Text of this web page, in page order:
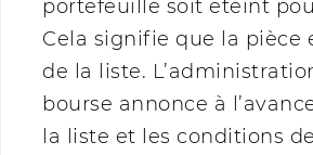
portefeuille soit éteint
Cela signifie que la pièce
de la liste.
bourse annonce à
la liste et les conditions